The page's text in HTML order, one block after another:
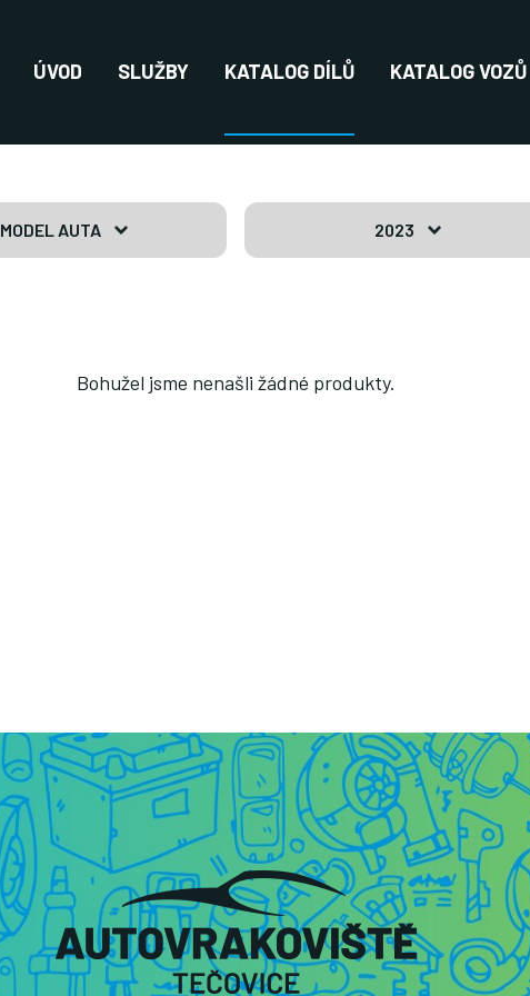
ÚVOD SLUŽBY KATALOG DÍLŮ KATALOG VOZŮ
MODEL AUTA 2023
Bohužel jsme nenašli žádné produkty.